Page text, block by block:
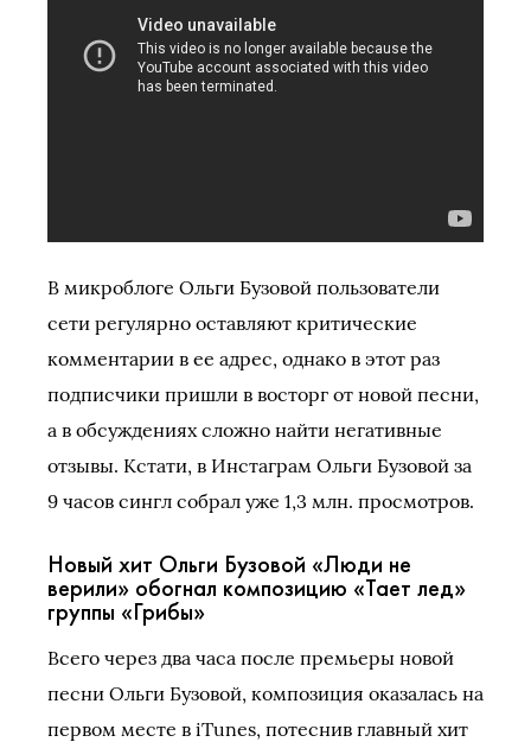
В микроблоге Ольги Бузовой пользователи
сети регулярно оставляют критические
комментарии в ее адрес, однако в этот раз
подписчики пришли в восторг от новой песни,
а в обсуждениях сложно найти негативные
отзывы. Кстати, в Инстаграм Ольги Бузовой за
9 часов сингл собрал уже 1,3 млн. просмотров.
Новый хит Ольги Бузовой «Люди не
верили» обогнал композицию «Тает лед»
группы «Грибы»
Всего через два часа после премьеры новой
песни Ольги Бузовой, композиция оказалась на
первом месте в iTunes, потеснив главный хит